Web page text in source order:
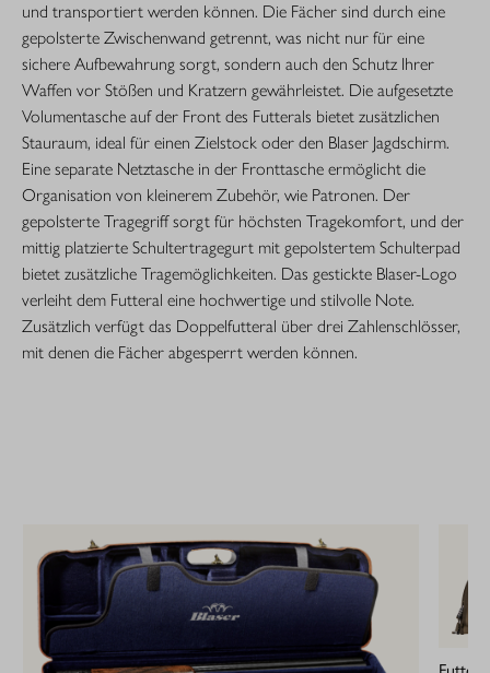
und transportiert werden können. Die Fächer sind durch eine
gepolsterte Zwischenwand getrennt, was nicht nur für eine
sichere Aufbewahrung sorgt, sondern auch den Schutz Ihrer
Waffen vor Stößen und Kratzern gewährleistet. Die aufgesetzte
Volumentasche auf der Front des Futterals bietet zusätzlichen
Stauraum, ideal für einen Zielstock oder den Blaser Jagdschirm.
Eine separate Netztasche in der Fronttasche ermöglicht die
Organisation von kleinerem Zubehör, wie Patronen. Der
gepolsterte Tragegriff sorgt für höchsten Tragekomfort, und der
mittig platzierte Schultertragegurt mit gepolstertem Schulterpad
bietet zusätzliche Tragemöglichkeiten. Das gestickte Blaser-Logo
verleiht dem Futteral eine hochwertige und stilvolle Note.
Zusätzlich verfügt das Doppelfutteral über drei Zahlenschlösser,
mit denen die Fächer abgesperrt werden können.